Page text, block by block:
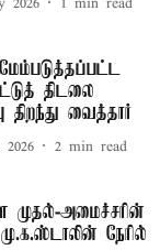
திடலை
திறந்து வைத்தார்
2 min read
முதல்-அமைச்சரின்
நேரில்